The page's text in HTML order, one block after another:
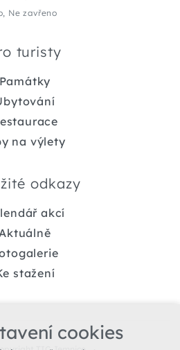
Ne zavřeno
turisty
Památky
na výlety
odkazy
akcí
stažení
cookies